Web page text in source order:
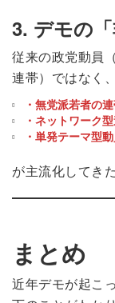
3. デモの
従来の政党動員
連帯）ではなく、
・無党派若者の
・ネットワーク
・単発テーマ型
が主流化してき
まとめ
近年デモが起こ